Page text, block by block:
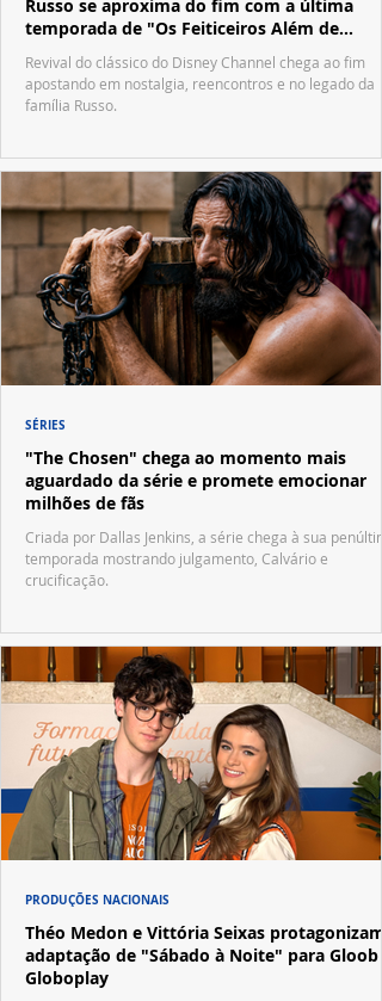
Russo se aproxima do fim com a última
temporada de "Os Feiticeiros Além de
Waverly Place"
Revival do clássico do Disney Channel chega ao fim
apostando em nostalgia, reencontros e no legado da
família Russo.
"The Chosen" chega ao momento mais
aguardado da série e promete emocionar
milhões de fãs
Criada por Dallas Jenkins, a série chega à sua
temporada mostrando julgamento, Calvário e
crucificação.
SÉRIES
Théo Medon e Vittória Seixas protagonizam
adaptação de "Sábado à Noite" para Gloob e
Globoplay
PRODUÇÕES NACIONAIS